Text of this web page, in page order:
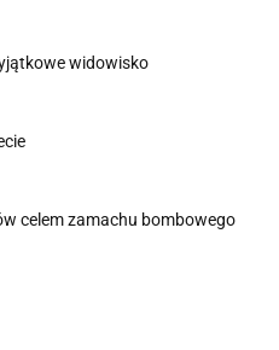
widowisko
celem zamachu bombowego